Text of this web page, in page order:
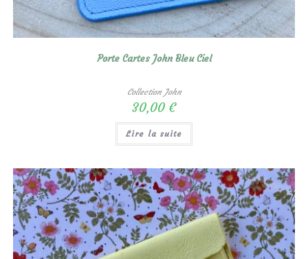
Porte Cartes John Bleu Ciel
Collection John
30,00 €
Lire la suite